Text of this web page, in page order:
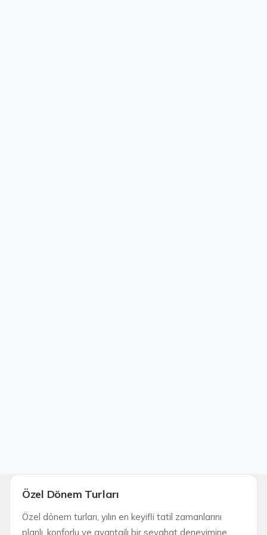
Özel Dönem Turları
Özel dönem turları, yılın en keyifli tatil zamanlarını
planlı, konforlu ve avantajlı bir seyahat deneyimine